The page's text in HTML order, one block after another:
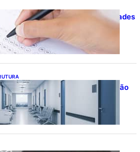
públicos oferecem oportunidades
durante o calendário eleitoral
economizar mais de R$ 1 bilhão
com universalização do
aponta estudo